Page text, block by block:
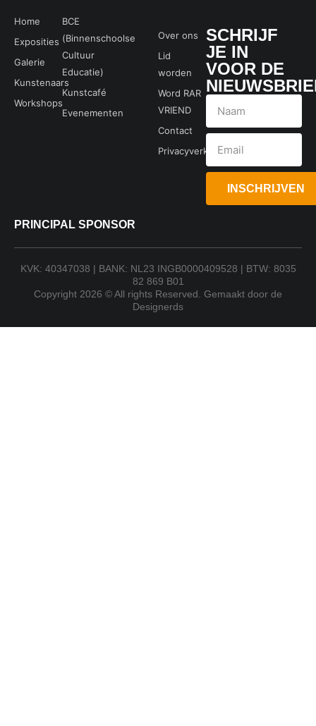
Home
Exposities
Galerie
Kunstenaars
Workshops
BCE
(Binnenschoolse
Cultuur
Educatie)
Kunstcafé
Evenementen
Over ons
Lid
worden
Word RAR
VRIEND
Contact
Privacyverklaring
SCHRIJF
JE IN
VOOR DE
INSCHRIJVEN
PRINCIPAL SPONSOR
KVK: 40347038 | BANK: NL23 INGB0000409528 | BTW: 8035
82 869 B01
Copyright 2026 © All rights Reserved. Gemaakt door de
Designerds